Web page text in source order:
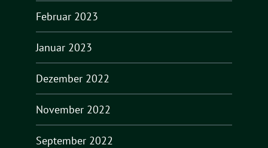
Februar 2023
Januar 2023
Dezember 2022
November 2022
September 2022